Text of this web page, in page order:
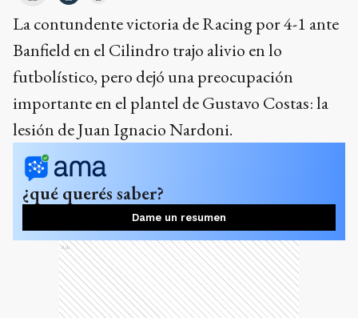
La contundente victoria de Racing por 4-1 ante
Banfield en el Cilindro trajo alivio en lo
futbolístico, pero dejó una preocupación
importante en el plantel de Gustavo Costas: la
lesión de Juan Ignacio Nardoni.
¿qué querés saber?
Dame un resumen
Ads